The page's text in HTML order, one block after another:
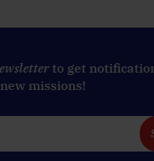
to get
missions!